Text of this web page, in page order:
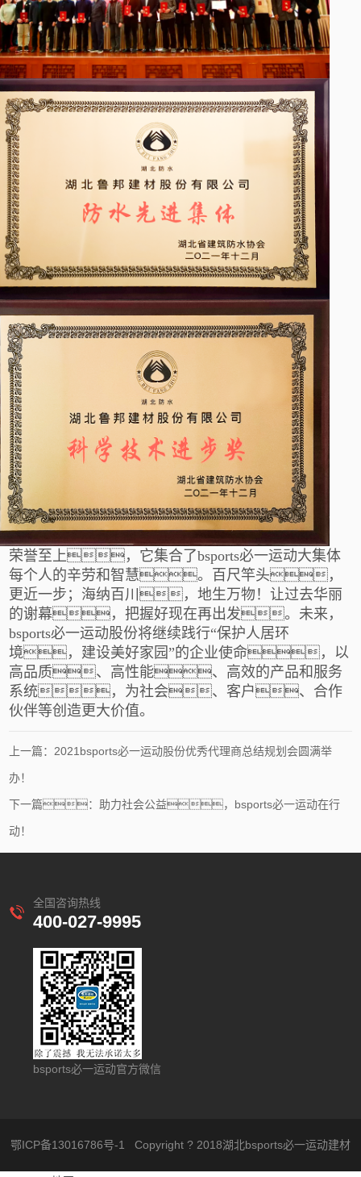
荣誉至上，它集合了bsports必一运动大集体
每个人的辛劳和智慧。百尺竿头，
更近一步；海纳百川，地生万物！让过去华丽
的谢幕，把握好现在再出发。未来，
bsports必一运动股份将继续践行“保护人居环
境，建设美好家园”的企业使命，以
高品质、高性能、高效的产品和服务
系统，为社会、客户、合作
伙伴等创造更大价值。
上一篇：2021bsports必一运动股份优秀代理商总结规划会圆满举
办！
下一篇：助力社会公益，bsports必一运动在行
动！
全国咨询热线
400-027-9995
bsports必一运动官方微信
鄂ICP备13016786号-1 Copyright ? 2018湖北bsports必一运动建材